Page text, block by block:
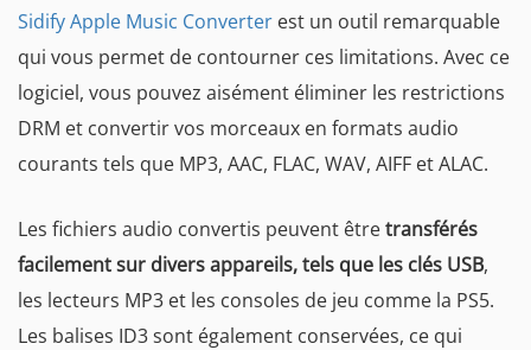
Sidify Apple Music Converter est un outil remarquable
qui vous permet de contourner ces limitations. Avec ce
logiciel, vous pouvez aisément éliminer les restrictions
DRM et convertir vos morceaux en formats audio
courants tels que MP3, AAC, FLAC, WAV, AIFF et ALAC.
Les fichiers audio convertis peuvent êtretransférés
facilement sur divers appareils, tels que les clés USB,
les lecteurs MP3 et les consoles de jeu comme la PS5.
Les balises ID3 sont également conservées, ce qui